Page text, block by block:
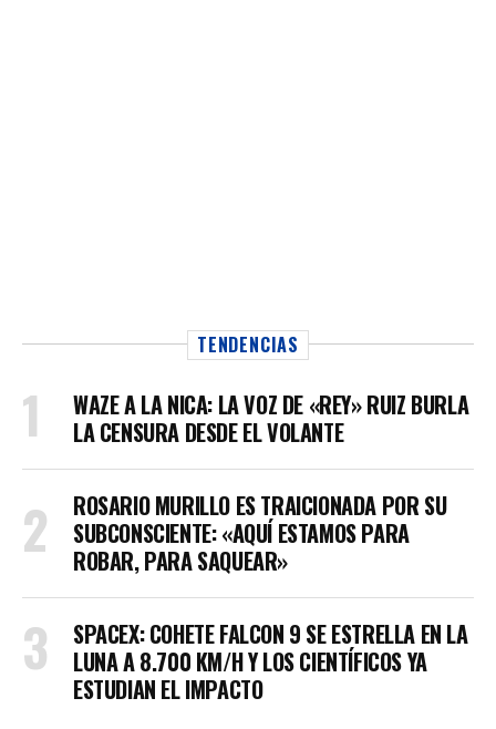
TENDENCIAS
WAZE A LA NICA: LA VOZ DE «REY» RUIZ BURLA
LA CENSURA DESDE EL VOLANTE
ROSARIO MURILLO ES TRAICIONADA POR SU
SUBCONSCIENTE: «AQUÍ ESTAMOS PARA
ROBAR, PARA SAQUEAR»
SPACEX: COHETE FALCON 9 SE ESTRELLA EN LA
LUNA A 8.700 KM/H Y LOS CIENTÍFICOS YA
ESTUDIAN EL IMPACTO